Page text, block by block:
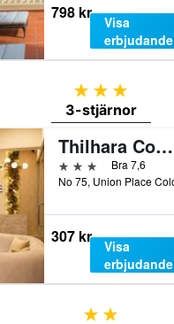
798 kr
Visa
erbjudande
3 stjärnor
3-stjärnor
Thilhara Colombo
3 stjärnorBra 7,6
307 kr
Visa
erbjudande
2 stjärnor